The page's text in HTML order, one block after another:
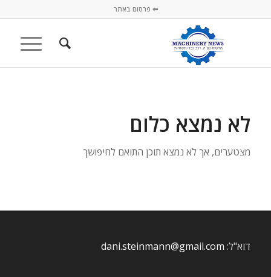
⬅ פרסום באתר
לא נמצא כלום
מצטערים, אך לא נמצא תוכן התואם לחיפושך
דוא"ל: dani.steinmann@gmail.com